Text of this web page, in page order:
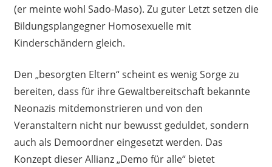
(er meinte wohl Sado-Maso). Zu guter Letzt setzen die
Bildungsplangegner Homosexuelle mit
Kinderschändern gleich.
Den „besorgten Eltern“ scheint es wenig Sorge zu
bereiten, dass für ihre Gewaltbereitschaft bekannte
Neonazis mitdemonstrieren und von den
Veranstaltern nicht nur bewusst geduldet, sondern
auch als Demoordner eingesetzt werden. Das
Konzept dieser Allianz „Demo für alle“ bietet